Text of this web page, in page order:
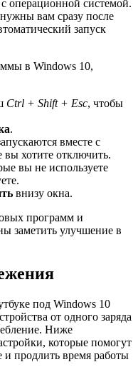
операционной системой.
вам сразу после
запуск
в Windows 10,
Ctrl + Shift + Esc, чтобы
.
вместе с
вы хотите отключить.
вы не используете
внизу окна.
программ и
заметить улучшение в
под Windows 10
от одного заряда
Ниже
которые помогут
и продлить время работы